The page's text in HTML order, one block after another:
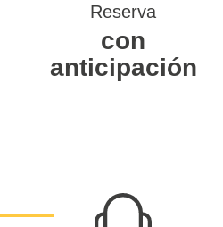
Reserva
con
anticipación